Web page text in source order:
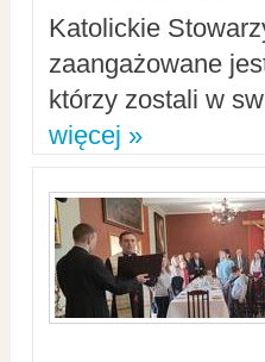
Katolickie
zaangażowane
którzy zostali w
więcej »